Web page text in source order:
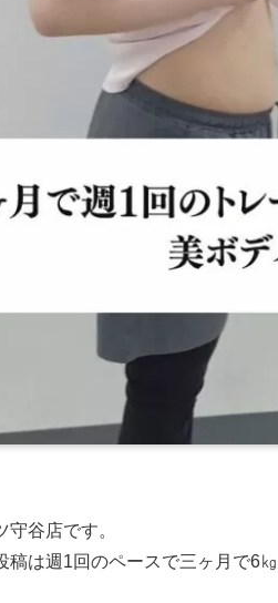
守谷店です。
稿は週1回のペースで三ヶ月で6